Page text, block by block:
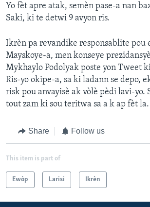
Yo fèt apre atak, semèn pase-a nan
Saki, ki te detwi 9 avyon ris.
Ikrèn pa revandike responsablite pou
Mayskoye-a, men konseye
Mykhaylo Podolyak poste yon Tweet
Ris-yo okipe-a, sa ki ladann se depo,
risk pou anvayisè ak vòlè pèdi lavi-yo.
tout zam ki sou teritwa sa a k ap fèt la.
Share Follow us
This item is part of
Ewòp Larisi Ikrèn